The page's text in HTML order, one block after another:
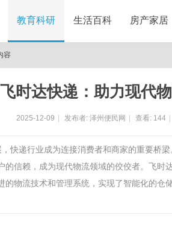
教育科研 生活百科 房产家居
容
飞时达快递：助力现代
2025-12-09 发布者: 泽州便民网 查看: 144
快递行业成为连接消费者和商家的重要桥
的信赖，成为现代物流领域的佼佼者。飞
的物流技术和管理系统，实现了智能化的仓